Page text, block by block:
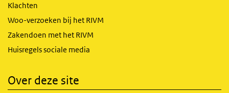
Klachten
Woo-verzoeken bij het RIVM
Zakendoen met het RIVM
Huisregels sociale media
Over deze site